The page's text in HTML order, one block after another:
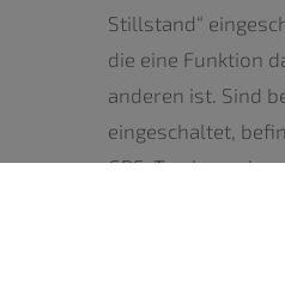
Stillstand“
die eine Funktion
anderen ist. Sind
eingeschaltet,
GPS-Tracker